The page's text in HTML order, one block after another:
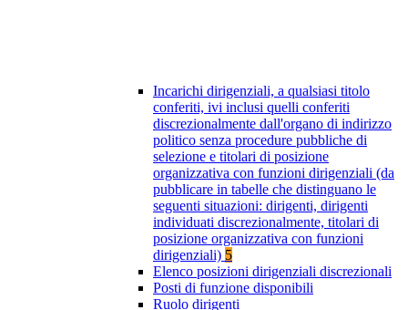
Incarichi dirigenziali, a qualsiasi titolo
conferiti, ivi inclusi quelli conferiti
discrezionalmente dall'organo di indirizzo
politico senza procedure pubbliche di
selezione e titolari di posizione
organizzativa con funzioni dirigenziali (da
pubblicare in tabelle che distinguano le
seguenti situazioni: dirigenti, dirigenti
individuati discrezionalmente, titolari di
posizione organizzativa con funzioni
dirigenziali) 5
Elenco posizioni dirigenziali discrezionali
Posti di funzione disponibili
Ruolo dirigenti